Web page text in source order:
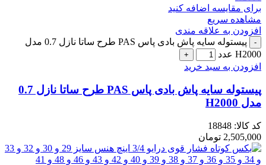
برای مقایسه اضافه کنید
مشاهده سریع
افزودن به علاقه مندی
پیستوله سایه پاش بادی پاس PAS طرح ساتا نازل 0.7 مدل
H2000 عدد
افزودن به سبد خرید
پیستوله سایه پاش بادی پاس PAS طرح ساتا نازل 0.7
مدل H2000
کد کالا: 18848
2,505,000 تومان